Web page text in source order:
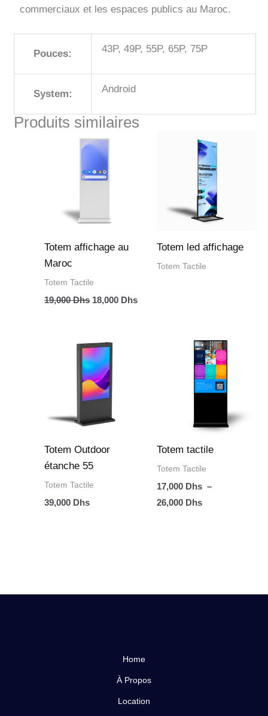
commerciaux et les espaces publics au Maroc.
Pouces: 43P, 49P, 55P, 65P, 75P
System: Android
Produits similaires
Totem affichage au
Maroc
Totem Tactile
19,000Dhs
prix
initial
était :
19,000 Dhs.
18,000 Dhs
Totem led affichage
Totem Tactile
Totem Outdoor
étanche 55
Totem Tactile
39,000 Dhs
Totem tactile
Totem Tactile
17,000 Dhs –
26,000 Dhs
Plage
de
prix :
17,000 Dhs
à
26,000 Dhs
Home
À Propos
Location